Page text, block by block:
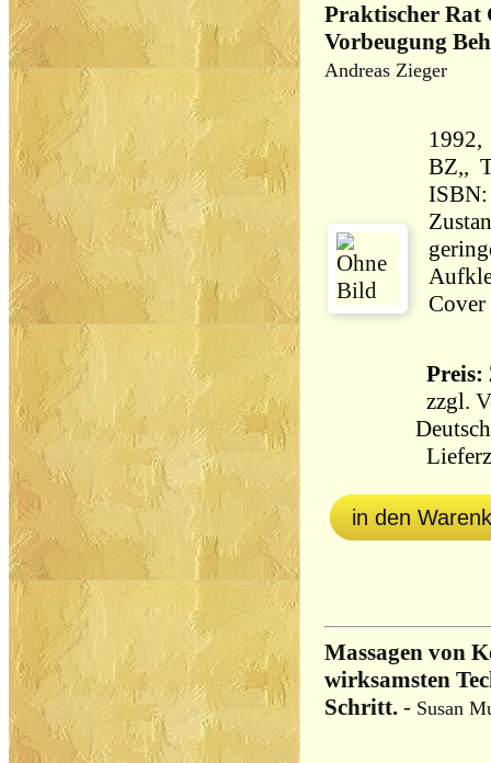
Praktischer Rat
Vorbeugung
Andreas Zieger
1992,
BZ,, Taschenbuch 165 g
Preis:
zzgl.
in den
Massagen von
wirksamsten
Schritt. - Susan